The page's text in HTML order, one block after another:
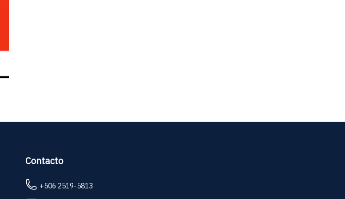
Contacto
+506 2519-5813